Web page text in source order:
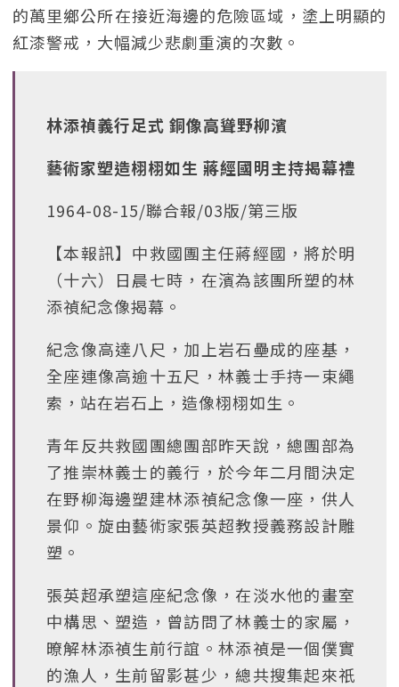
的萬里鄉公所在接近海邊的危險區域，塗上明顯的
紅漆警戒，大幅減少悲劇重演的次數。
林添禎義行足式 銅像高聳野柳濱
藝術家塑造栩栩如生 蔣經國明主持揭幕禮
1964-08-15/聯合報/03版/第三版
【本報訊】中救國團主任蔣經國，將於明
（十六）日晨七時，在濱為該團所塑的林
添禎紀念像揭幕。
紀念像高達八尺，加上岩石壘成的座基，
全座連像高逾十五尺，林義士手持一束繩
索，站在岩石上，造像栩栩如生。
青年反共救國團總團部昨天說，總團部為
了推崇林義士的義行，於今年二月間決定
在野柳海邊塑建林添禎紀念像一座，供人
景仰。旋由藝術家張英超教授義務設計雕
塑。
張英超承塑這座紀念像，在淡水他的畫室
中構思、塑造，曾訪問了林義士的家屬，
暸解林添禎生前行誼。林添禎是一個僕實
的漁人，生前留影甚少，總共搜集起來祇